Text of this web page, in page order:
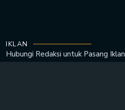
IKLAN
Hubungi Redaksi untuk Pasang Iklan